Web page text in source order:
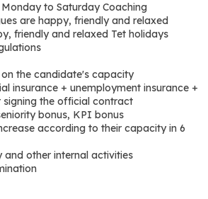
to Saturday Coaching
are happy, friendly and relaxed
friendly and relaxed Tet holidays
the candidate's capacity
insurance + unemployment insurance +
signing the official contract
bonus, KPI bonus
according to their capacity in 6
and other internal activities